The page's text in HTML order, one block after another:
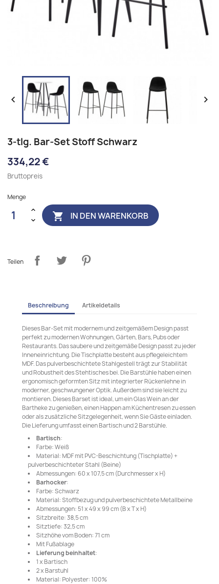
 
3-tlg. Bar-Set Stoff Schwarz
334,22 €
Bruttopreis
Menge
 IN DEN WARENKORB
Teilen
Beschreibung Artikeldetails
Dieses Bar-Set mit modernem und zeitgemäßem Design passt
perfekt zu modernen Wohnungen, Gärten, Bars, Pubs oder
Restaurants. Das saubere und zeitgemäße Design passt zu jeder
Inneneinrichtung. Die Tischplatte besteht aus pflegeleichtem
MDF. Das pulverbeschichtete Stahlgestell trägt zur Stabilität
und Robustheit des Stehtisches bei. Die Barstühle haben einen
ergonomisch geformten Sitz mit integrierter Rückenlehne in
moderner, geschwungener Optik. Außerdem sind sie leicht zu
montieren. Dieses Barset ist ideal, um ein Glas Wein an der
Bartheke zu genießen, einen Happen am Küchentresen zu essen
oder als zusätzliche Sitzgelegenheit, wenn Sie Gäste einladen.
Die Lieferung umfasst einen Bartisch und 2 Barstühle.
Bartisch:
Farbe: Weiß
Material: MDF mit PVC-Beschichtung (Tischplatte) +
pulverbeschichteter Stahl (Beine)
Abmessungen: 60 x 107,5 cm (Durchmesser x H)
Barhocker:
Farbe: Schwarz
Material: Stoffbezug und pulverbeschichtete Metallbeine
Abmessungen: 51 x 49 x 99 cm (B x T x H)
Sitzbreite: 38,5 cm
Sitztiefe: 32,5 cm
Sitzhöhe vom Boden: 71 cm
Mit Fußablage
Lieferung beinhaltet:
1 x Bartisch
2 x Barstuhl
Material: Polyester: 100%